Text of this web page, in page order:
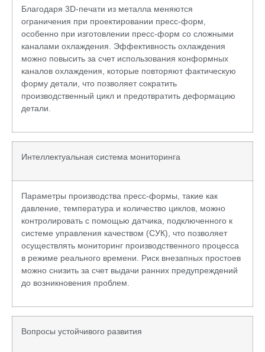
Благодаря 3D-печати из металла меняются
ограничения при проектировании пресс-форм,
особенно при изготовлении пресс-форм со сложными
каналами охлаждения. Эффективность охлаждения
можно повысить за счет использования конформных
каналов охлаждения, которые повторяют фактическую
форму детали, что позволяет сократить
производственный цикл и предотвратить деформацию
детали.
Интеллектуальная система мониторинга
Параметры производства пресс-формы, такие как
давление, температура и количество циклов, можно
контролировать с помощью датчика, подключенного к
системе управления качеством (СУК), что позволяет
осуществлять мониторинг производственного процесса
в режиме реального времени. Риск внезапных простоев
можно снизить за счет выдачи ранних предупреждений
до возникновения проблем.
Вопросы устойчивого развития